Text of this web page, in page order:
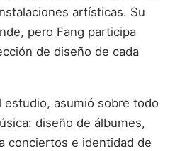
artísticas. Su
pero Fang participa
de diseño de cada
estudio, asumió sobre todo
diseño de álbumes,
conciertos e identidad de